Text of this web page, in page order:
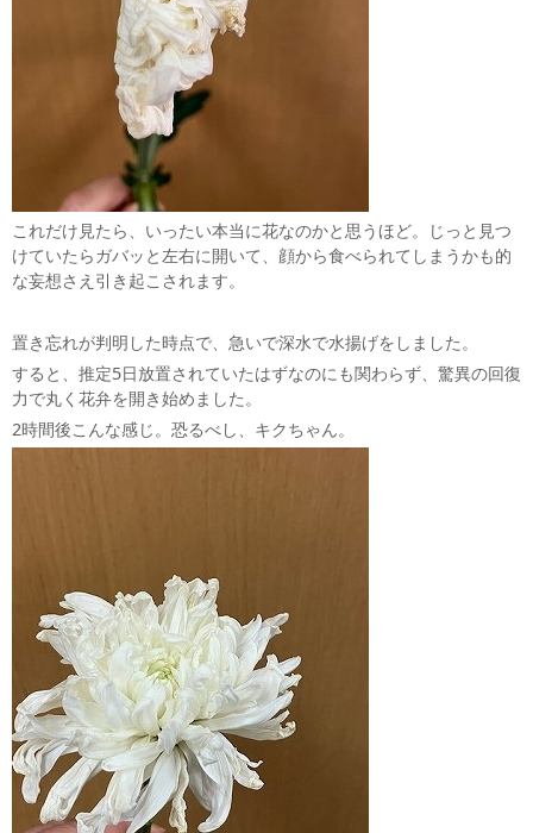
これだけ見たら、いったい本当に花なのかと思うほど。じっと見つ
けていたらガバッと左右に開いて、顔から食べられてしまうかも的
な妄想さえ引き起こされます。
置き忘れが判明した時点で、急いで深水で水揚げをしました。
すると、推定5日放置されていたはずなのにも関わらず、驚異の回復
力で丸く花弁を開き始めました。
2時間後こんな感じ。恐るべし、キクちゃん。